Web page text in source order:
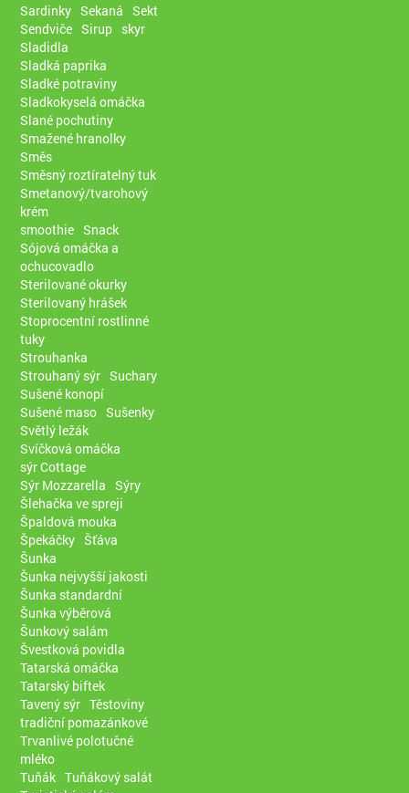
Sardinky Sekaná Sekt
Sendviče Sirup skyr
Sladidla
Sladká paprika
Sladké potraviny
Sladkokyselá omáčka
Slané pochutiny
Smažené hranolky
Směs
Směsný roztíratelný tuk
Smetanový/tvarohový
krém
smoothie Snack
Sójová omáčka a
ochucovadlo
Sterilované okurky
Sterilovaný hrášek
Stoprocentní rostlinné
tuky
Strouhanka
Strouhaný sýr Suchary
Sušené konopí
Sušené maso Sušenky
Světlý ležák
Svíčková omáčka
sýr Cottage
Sýr Mozzarella Sýry
Šlehačka ve spreji
Špaldová mouka
Špekáčky Šťáva
Šunka
Šunka nejvyšší jakosti
Šunka standardní
Šunka výběrová
Šunkový salám
Švestková povidla
Tatarská omáčka
Tatarský biftek
Tavený sýr Těstoviny
tradiční pomazánkové
Trvanlivé polotučné
mléko
Tuňák Tuňákový salát